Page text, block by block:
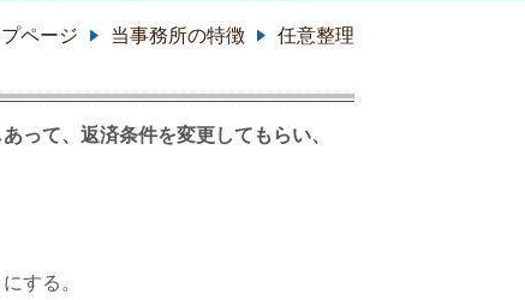
プページ 当事務所の特徴 任意整理
って、返済条件を変更してもらい、
する。